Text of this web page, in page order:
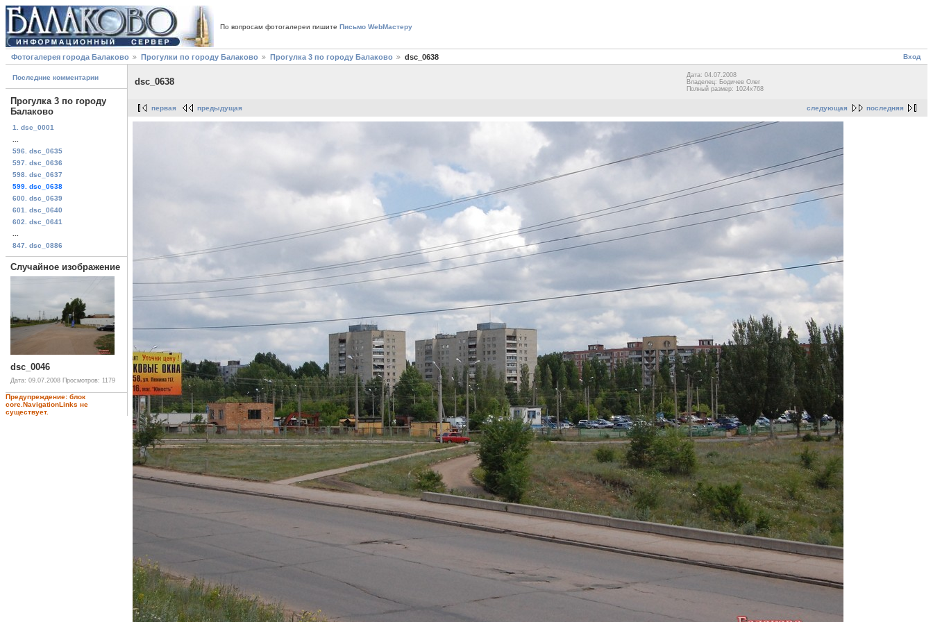
По вопросам фотогалереи пишите Письмо WebМастеру
Вход
Фотогалерея города Балаково Прогулки по городу Балаково Прогулка 3 по городу Балаково dsc_0638
Последние комментарии
Прогулка 3 по городу
Балаково
1. dsc_0001
596. dsc_0635
597. dsc_0636
598. dsc_0637
599. dsc_0638
600. dsc_0639
601. dsc_0640
602. dsc_0641
847. dsc_0886
Случайное изображение
dsc_0046
Дата: 09.07.2008 Просмотров: 1179
Предупреждение: блок
core.NavigationLinks не
существует.
dsc_0638
Дата: 04.07.2008
Владелец: Бодичев Олег
Полный размер: 1024x768
следующая последняя
первая предыдущая